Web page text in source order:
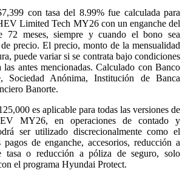
con tasa del 8.99% fue calculada para
Limited Tech MY26 con un enganche del
72 meses, siempre y cuando el bono sea
precio. El precio, monto de la mensualidad
puede variar si se contrata bajo condiciones
las antes mencionadas. Calculado con Banco
Sociedad Anónima, Institución de Banca
Banorte.
es aplicable para todas las versiones de
MY26, en operaciones de contado y
ser utilizado discrecionalmente como el
de enganche, accesorios, reducción a
tasa o reducción a póliza de seguro, solo
el programa Hyundai Protect.